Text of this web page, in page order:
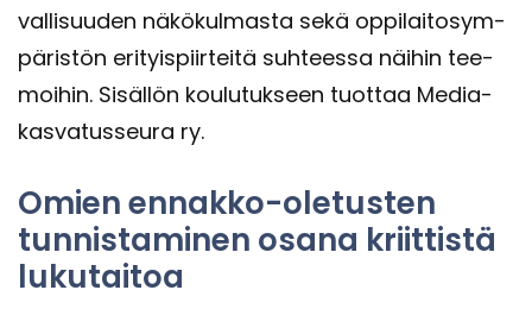
val­li­suu­den nä­kö­kul­mas­ta sekä op­pi­lai­to­sym­
pä­ris­tön eri­tyis­piir­tei­tä suh­tees­sa näi­hin tee­
moi­hin. Si­säl­lön kou­lu­tuk­seen tuot­taa Me­dia­
kas­va­tus­seu­ra ry.
Omien ennakko-​oletusten
tun­nis­ta­mi­nen osana kriit­tis­tä
lu­ku­tai­toa